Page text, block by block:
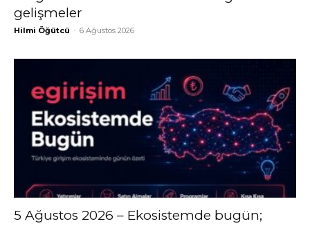
gelişmeler
Hilmi Öğütcü - 6 Ağustos 2026
5 Ağustos 2026 – Ekosistemde bugün;